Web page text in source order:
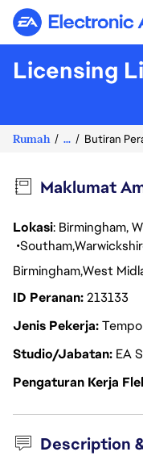
Licensing
Rumah ... Butiran
Maklumat
Lokasi: Birmingham,
Southam
BirminghamWest
ID Peranan213133
Jenis Pekerja
Studio/Jabatan EA
Pengaturan Kerja
Description